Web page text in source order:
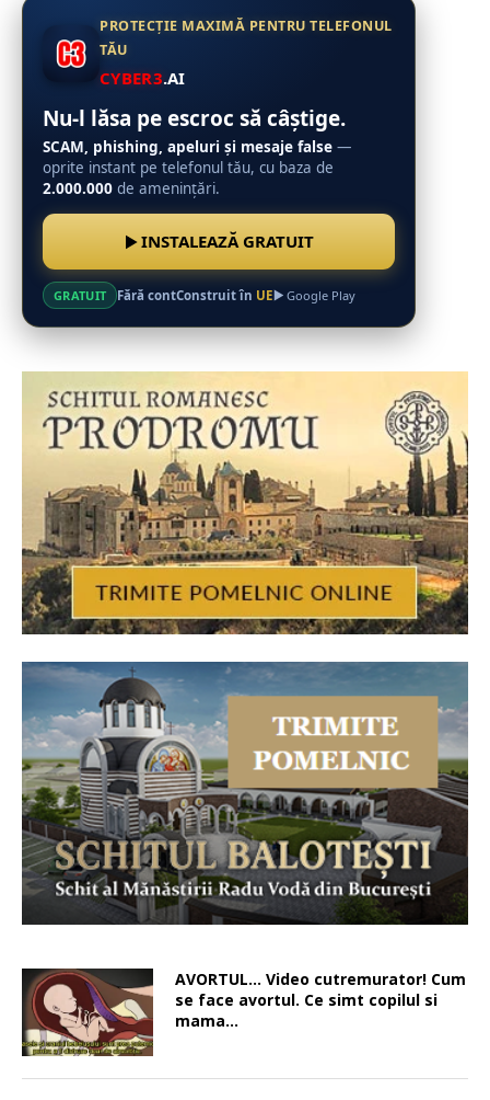
PROTECȚIE MAXIMĂ PENTRU TELEFONUL
TĂU
CYBER3.AI
Nu-l lăsa pe escroc să câștige.
SCAM, phishing, apeluri și mesaje false —
oprite instant pe telefonul tău, cu baza de
2.000.000 de amenințări.
INSTALEAZĂ GRATUIT
GRATUIT Fără contConstruit în UE Google Play
AVORTUL… Video cutremurator! Cum
se face avortul. Ce simt copilul si
mama…